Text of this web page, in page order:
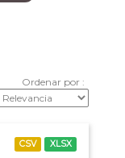
Ordenar por
CSV XLSX